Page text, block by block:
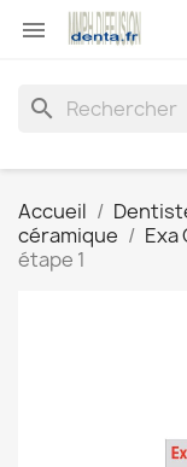

search
Accueil
céramique
Exa
étape 1